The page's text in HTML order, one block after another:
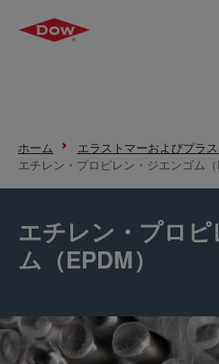
ホーム
エラストマーおよびプラ
エチレン・プロピレン・ジエンゴム（
エチレン・プロ
ム（EPDM）